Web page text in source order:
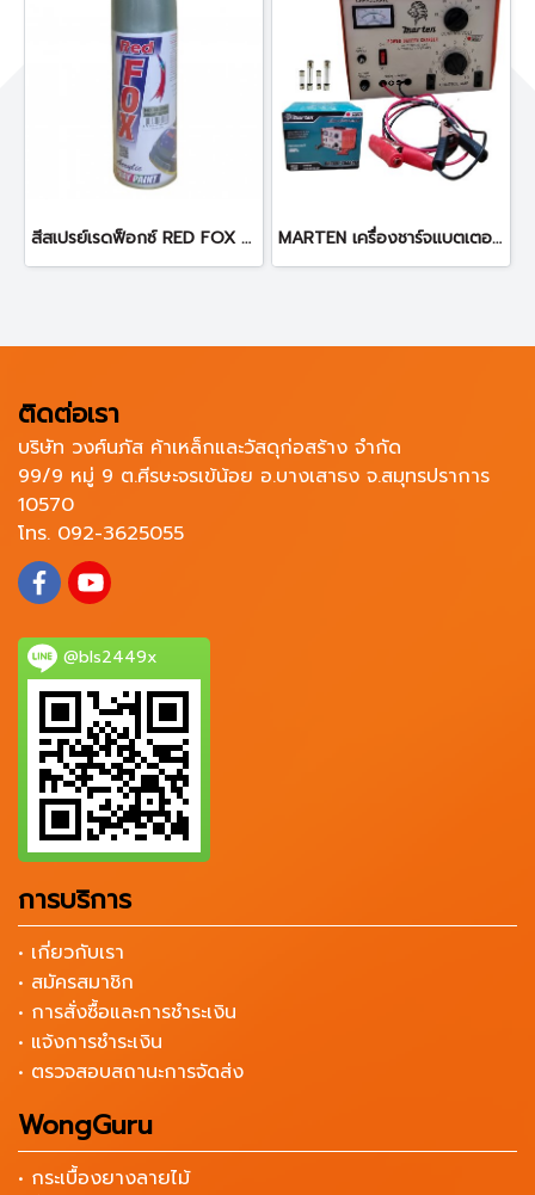
สีสเปรย์เรดฟ็อกซ์ RED FOX NO.36(300) BRIGHT SILVER (สีบรอนซ์) MARTEN เครื่องชาร์จแบตเตอรี่ MT-BC6-24 ตู้ชาร์จแบต
ติดต่อเรา
บริษัท วงศ์นภัส ค้าเหล็กและวัสดุก่อสร้าง จำกัด
99/9 หมู่ 9 ต.ศีรษะจรเข้น้อย อ.บางเสาธง จ.สมุทรปราการ
10570
โทร. 092-3625055
@bls2449x
การบริการ
• เกี่ยวกับเรา
• สมัครสมาชิก
• การสั่งซื้อและการชำระเงิน
• แจ้งการชำระเงิน
• ตรวจสอบสถานะการจัดส่ง
WongGuru
• กระเบื้องยางลายไม้